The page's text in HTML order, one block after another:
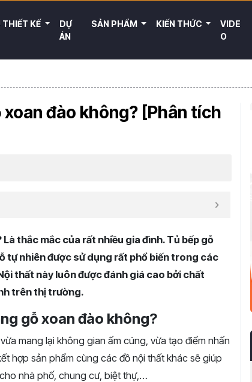
THIẾT KẾ
DỰ
ÁN
SẢN PHẨM KIẾN THỨC
VIDE
O
đào không? [Phân tích
thắc mắc của rất nhiều gia đình. Tủ bếp gỗ
tự nhiên được sử dụng rất phổ biến trong các
thất này luôn được đánh giá cao bởi chất
trên thị trường.
gỗ xoan đào không?
mang lại không gian ấm cúng, vừa tạo điểm nhấn
hợp sản phẩm cùng các đồ nội thất khác sẽ giúp
nhà phố, chung cư, biệt thự,…